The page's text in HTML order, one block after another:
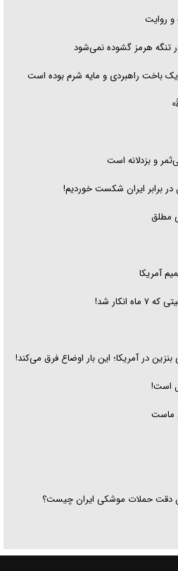
مقاومت نقشه راه آینده غرب آسیا
شهید حزب‌الله لبنان/ هر شبش شب
و روایت
هرمز گشوده نمی‌شود
یک باخت راهبردی و مایه شرم بوده است
و بزدلانه است
در برابر ایران شکست خوردیم!
مطلق
آمریکا
انکار شد!
در آمریکا؛ این بار اوضاع فرق می‌کند!
است!
ماست
دقت حملات موشکی ایران چیست؟